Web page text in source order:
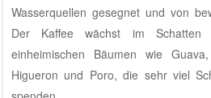
Wasserquellen gesegnet und von
Der Kaffee wächst im Schatten
einheimischen Bäumen wie
Higueron und Poro, die sehr viel